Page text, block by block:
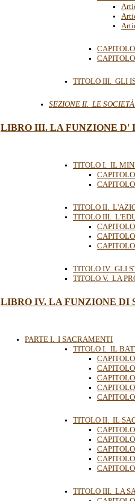
TITOLO III. GLI
SEZIONE II. LE
LIBRO III. LA FUNZIONE D'
TITOLO I. IL
TITOLO II.
TITOLO III.
TITOLO IV. GLI
TITOLO V. LA
LIBRO IV. LA FUNZIONE DI
PARTE I. I SACRAMENTI
TITOLO I. IL
TITOLO II. IL
TITOLO III. LA